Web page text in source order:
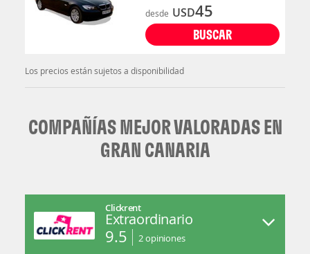
desde USD45
BUSCAR
Los precios están sujetos a disponibilidad
COMPAÑÍAS MEJOR VALORADAS EN
GRAN CANARIA
Clickrent
Extraordinario
9.5 2opiniones